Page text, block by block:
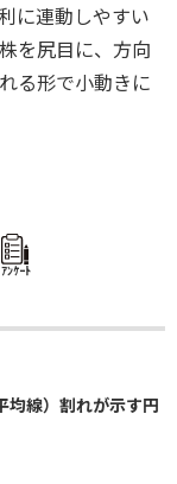
に連動しやすい
を尻目に、方向
る形で小動きに
ｱﾝｹｰﾄ
均線）割れが示す円